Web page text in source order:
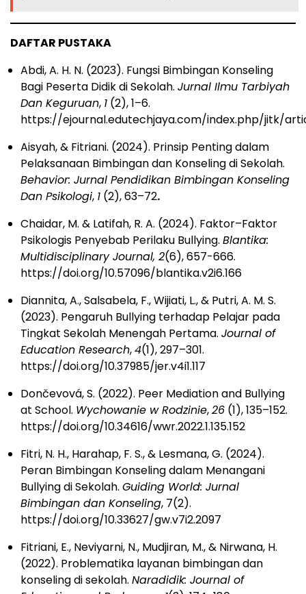
DAFTAR PUSTAKA
Abdi, A. H. N. (2023). Fungsi Bimbingan Konseling
Bagi Peserta Didik di Sekolah. Jurnal Ilmu Tarbiyah
Dan Keguruan, 1 (2), 1–6.
https://ejournal.edutechjaya.com/index.php/jitk/
Aisyah, & Fitriani. (2024). Prinsip Penting dalam
Pelaksanaan Bimbingan dan Konseling di Sekolah.
Behavior: Jurnal Pendidikan Bimbingan Konseling
Dan Psikologi, 1 (2), 63–72.
Chaidar, M. & Latifah, R. A. (2024). Faktor–Faktor
Psikologis Penyebab Perilaku Bullying. Blantika:
Multidisciplinary Journal, 2(6), 657-666.
https://doi.org/10.57096/blantika.v2i6.166
Diannita, A., Salsabela, F., Wijiati, L., & Putri, A. M. S.
(2023). Pengaruh Bullying terhadap Pelajar pada
Tingkat Sekolah Menengah Pertama. Journal of
Education Research,4(1), 297–301.
https://doi.org/10.37985/jer.v4i1.117
Dončevová, S. (2022). Peer Mediation and Bullying
at School. Wychowanie w Rodzinie,26 (1), 135–152.
https://doi.org/10.34616/wwr.2022.1.135.152
Fitri, N. H., Harahap, F. S., & Lesmana, G. (2024).
Peran Bimbingan Konseling dalam Menangani
Bullying di Sekolah. Guiding World: Jurnal
Bimbingan dan Konseling, 7(2).
https://doi.org/10.33627/gw.v7i2.2097
Fitriani, E., Neviyarni, N., Mudjiran, M., & Nirwana, H.
(2022). Problematika layanan bimbingan dan
konseling di sekolah. Naradidik: Journal of